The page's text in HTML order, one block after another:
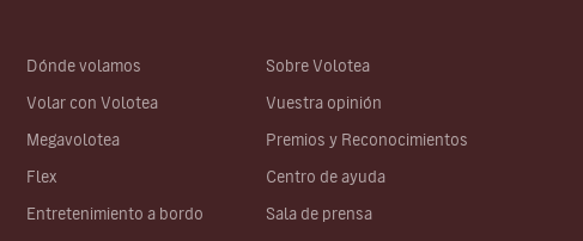
Dónde volamos
Volar con Volotea
Megavolotea
Flex
Entretenimiento a bordo
Sobre Volotea
Vuestra opinión
Premios y Reconocimientos
Centro de ayuda
Sala de prensa